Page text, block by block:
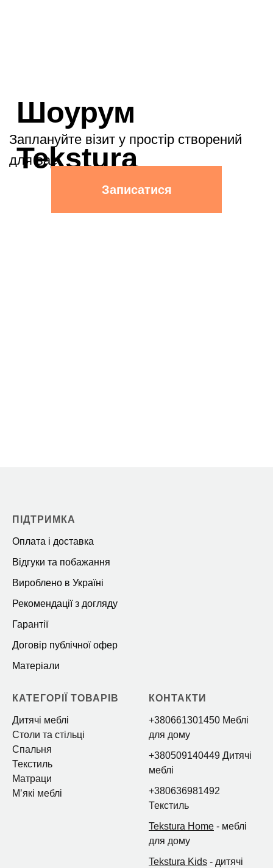
ПІДТРИМКА
Оплата і доставка
Відгуки та побажання
Вироблено в Україні
Рекомендації з догляду
Гарантії
Договір публічної офер
Матеріали
КАТЕГОРІЇ ТОВАРІВ
Дитячі меблі
Столи та стільці
Спальня
Текстиль
Матраци
Мʼякі меблі
КОНТАКТИ
+380661301450 Меблі
для дому
+380509140449 Дитячі
меблі
+380636981492
Текстиль
Tekstura Home - меблі
для дому
Tekstura Kids - дитячі